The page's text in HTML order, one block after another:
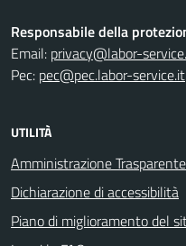
Responsabile della
Email: privacy@labor-
Pec: pec@pec.labor-service.it
UTILITÀ
Amministrazione Trasparente
Dichiarazione di accessibilità
Piano di miglioramento del